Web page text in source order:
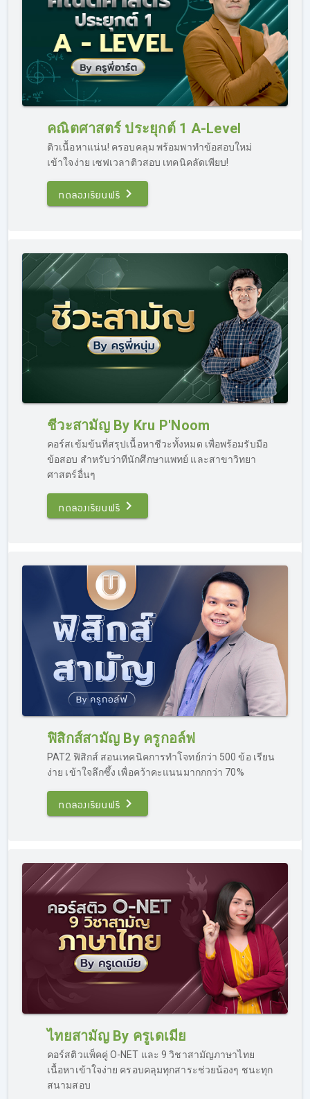
คณิตศาสตร์ ประยุกต์ 1 A-Level
ติวเนื้อหาแน่น! ครอบคลุม พร้อมพาทำข้อสอบใหม่
เข้าใจง่าย เซฟเวลาติวสอบ เทคนิคลัดเพียบ!
ทดลองเรียนฟรี
ชีวะสามัญ By Kru P'Noom
คอร์สเข้มข้นที่สรุปเนื้อหาชีวะทั้งหมด เพื่อพร้อมรับมือ
ข้อสอบ สำหรับว่าทีนักศึกษาแพทย์ และสาขาวิทยา
ศาสตร์อื่นๆ
ทดลองเรียนฟรี
ฟิสิกส์สามัญ By ครูกอล์ฟ
PAT2 ฟิสิกส์ สอนเทคนิคการทำโจทย์กว่า 500 ข้อ เรียน
ง่าย เข้าใจลึกซึ้ง เพื่อคว้าคะแนนมากกกว่า 70%
ทดลองเรียนฟรี
ไทยสามัญ By ครูเดเมีย
คอร์สติวแพ็คคู่ O-NET และ 9 วิชาสามัญภาษาไทย
เนื้อหาเข้าใจง่าย ครอบคลุมทุกสาระช่วยน้องๆ ชนะทุก
สนามสอบ